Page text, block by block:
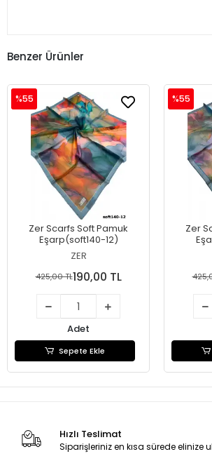
Benzer Ürünler
Zer Scarfs Soft Pamuk
Eşarp(soft140-12)
ZER
%55
425,00 TL190,00 TL
Adet
Sepete Ekle
Zer
%55
Hızlı Teslimat
Siparişleriniz en kısa sürede elinize